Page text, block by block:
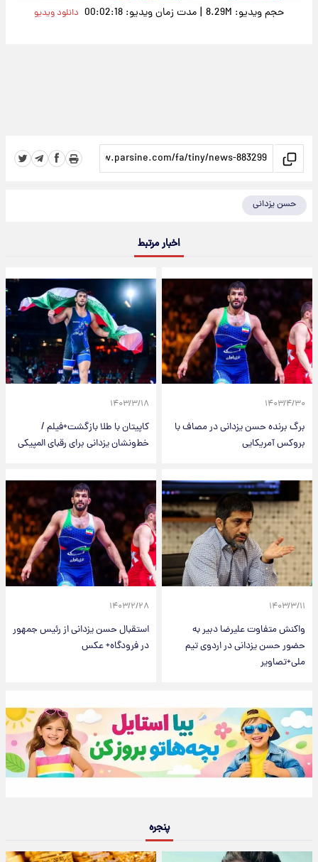
حجم ویدیو: 8.29M | مدت زمان ویدیو: 00:02:18 دانلود ویدیو
حسن یزدانی
اخبار مرتبط
۱۴۰۳/۴/۳۰
برگ برنده حسن یزدانی در مصاف با
بروکس آمریکایی
۱۴۰۳/۳/۱۸
کاپیتان با طلا بازگشت+فیلم /
خط‌و‌نشان یزدانی برای رقبای المپیکی
۱۴۰۳/۳/۱۱
واکنش متفاوت علیرضا دبیر به
حضور حسن یزدانی در اردوی تیم
ملی+تصاویر
۱۴۰۳/۲/۲۸
استقبال حسن یزدانی از رئیس جمهور
در فرودگاه+ عکس
پنجره